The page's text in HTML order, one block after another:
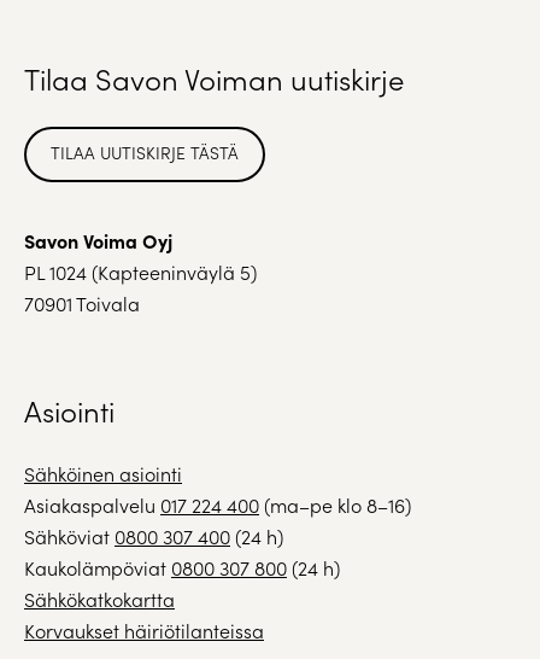
Tilaa Savon Voiman uutiskirje
TILAA UUTISKIRJE TÄSTÄ
Savon Voima Oyj
PL 1024 (Kapteeninväylä 5)
70901 Toivala
Asiointi
Sähköinen asiointi
Asiakaspalvelu 017 224 400(ma–pe klo 8–16)
Sähköviat 0800 307 400(24 h)
Kaukolämpöviat 0800 307 800(24 h)
Sähkökatkokartta
Korvaukset häiriötilanteissa